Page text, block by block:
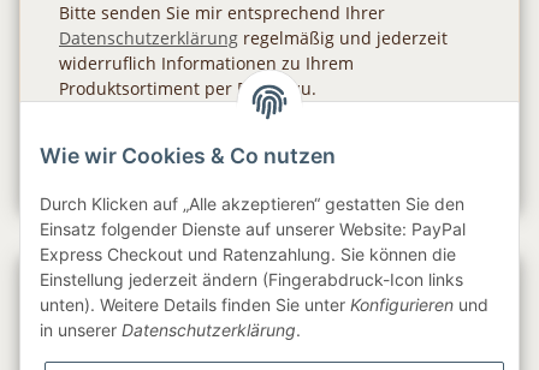
Bitte senden Sie mir entsprechend Ihrer
Datenschutzerklärung regelmäßig und jederzeit
widerruflich Informationen zu Ihrem
Produktsortiment per E-Mail zu.
Gesetzliche Informationen
Wie wir Cookies & Co nutzen
Durch Klicken auf „Alle akzeptieren“ gestatten Sie den
Einsatz folgender Dienste auf unserer Website: PayPal
Express Checkout und Ratenzahlung. Sie können die
Einstellung jederzeit ändern (Fingerabdruck-Icon links
unten). Weitere Details finden Sie unter Konfigurieren und
in unserer Datenschutzerklärung.